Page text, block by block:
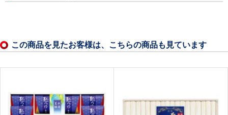
この商品を見たお客様は、こちらの商品も見ています